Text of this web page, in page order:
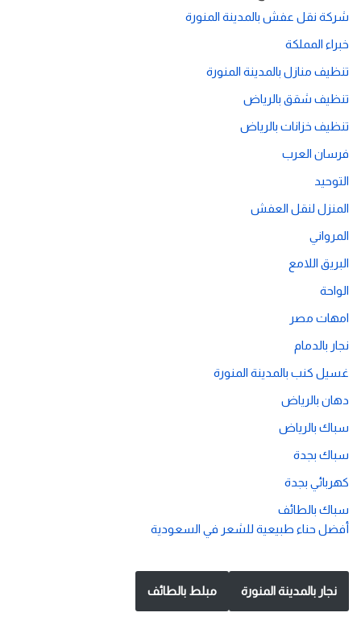
شركة نقل عفش بالمدينة المنورة
خبراء المملكة
تنظيف منازل بالمدينة المنورة
تنظيف شقق بالرياض
تنظيف خزانات بالرياض
فرسان العرب
التوحيد
المنزل لنقل العفش
المرواني
البريق اللامع
الواحة
امهات مصر
نجار بالدمام
غسيل كنب بالمدينة المنورة
دهان بالرياض
سباك بالرياض
سباك بجدة
كهربائي بجدة
سباك بالطائف
أفضل حناء طبيعية للشعر في السعودية
نجار بالمدينة المنورة مبلط بالطائف